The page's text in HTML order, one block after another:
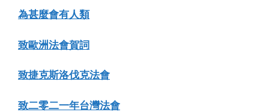
為甚麼會有人類
致歐洲法會賀詞
致捷克斯洛伐克法會
致二零二一年台灣法會